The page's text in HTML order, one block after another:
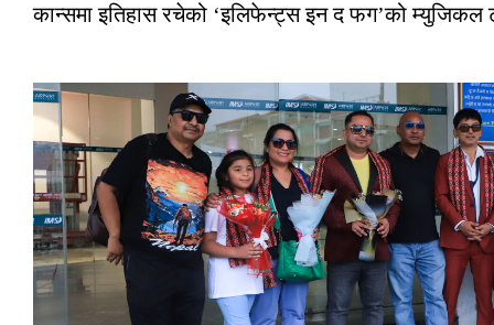
कान्समा इतिहास रचेको ‘इलिफेन्ट्स इन द फग’को म्युजिकल